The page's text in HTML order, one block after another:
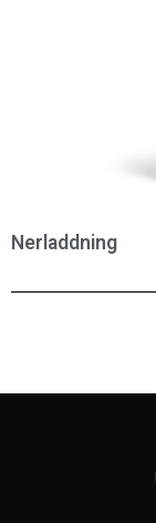
Nerladdning